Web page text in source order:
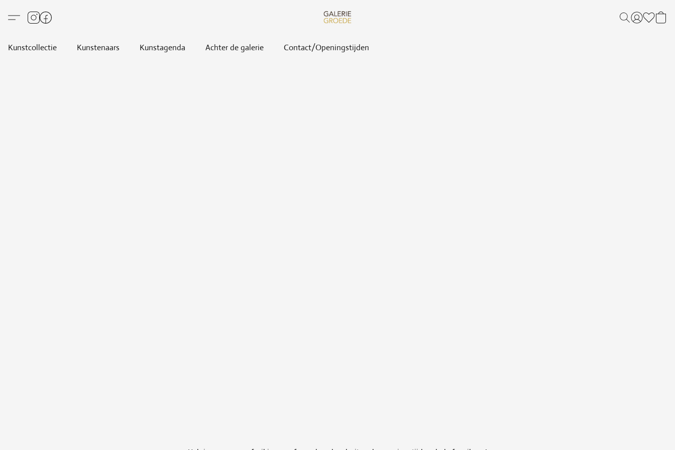
Kunstcollectie Kunstenaars Kunstagenda Achter de galerie Contact/Openingstijden